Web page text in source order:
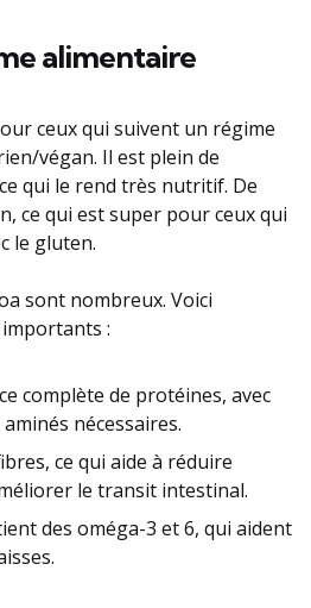
alimentaire
ceux qui suivent un régime
végan. Il est plein de
qui le rend très nutritif. De
ce qui est super pour ceux qui
le gluten.
sont nombreux. Voici
:
complète de protéines, avec
nécessaires.
ce qui aide à réduire
le transit intestinal.
des oméga-3 et 6, qui aident